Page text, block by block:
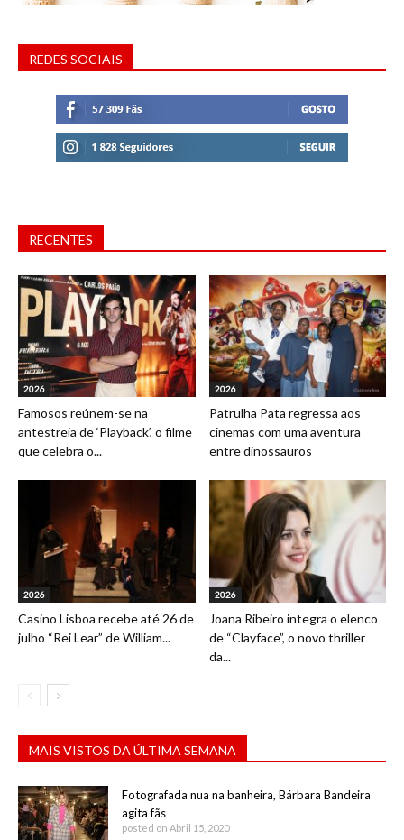
REDES SOCIAIS
RECENTES
2026
Famosos reúnem-se na
antestreia de ‘Playback’, o filme
que celebra o...
2026
Patrulha Pata regressa aos
cinemas com uma aventura
entre dinossauros
2026
Casino Lisboa recebe até 26 de
julho “Rei Lear” de William...
2026
Joana Ribeiro integra o elenco
de “Clayface”, o novo thriller
da...
MAIS VISTOS DA ÚLTIMA SEMANA
Fotografada nua na banheira, Bárbara Bandeira
agita fãs
posted on Abril 15, 2020